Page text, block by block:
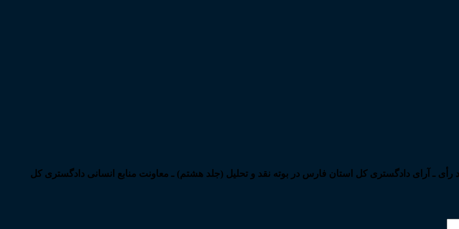
رأی ـ آرای دادگستری کل استان فارس در بوته نقد و تحلیل (جلد هشتم) ـ معاونت منابع انسانی دادگستری کل